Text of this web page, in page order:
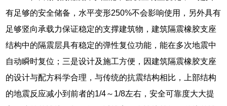
有足够的安全储备，水平变形250%不会影响使用，另外具有
足够竖向承载力保证稳定的支撑建筑物，建筑隔震橡胶支座
结构中的隔震层具有稳定的弹性复位功能，能在多次地震中
自动瞬时复位；三是设计及施工方便，因建筑隔震橡胶支座
的设计与配方科学合理，与传统的抗震结构相比，上部结构
的地震反应减小到前者的1/4～1/8左右，安全可靠度大大提